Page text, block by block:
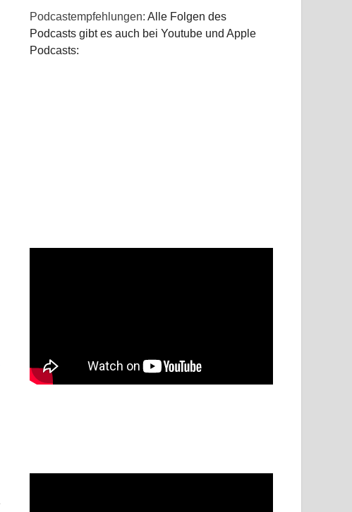
Podcastempfehlungen:Alle Folgen des
Podcasts gibt es auch bei Youtube und Apple
Podcasts: